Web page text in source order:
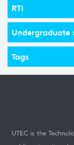
RTI
Undergraduate
Tags
UTEC is the